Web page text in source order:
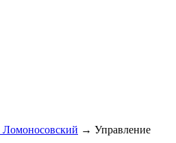
Ломоносовский → Управление